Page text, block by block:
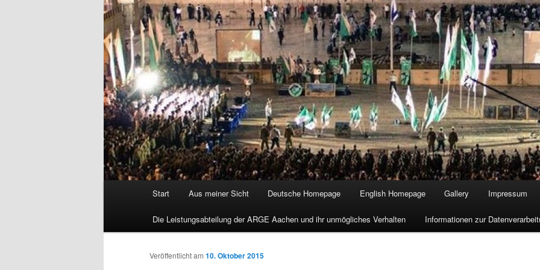
Start Aus meiner Sicht Deutsche Homepage English Homepage Gallery Impressum
Die Leistungsabteilung der ARGE Aachen und ihr unmögliches Verhalten Informationen zur
Veröffentlicht am 10. Oktober 2015